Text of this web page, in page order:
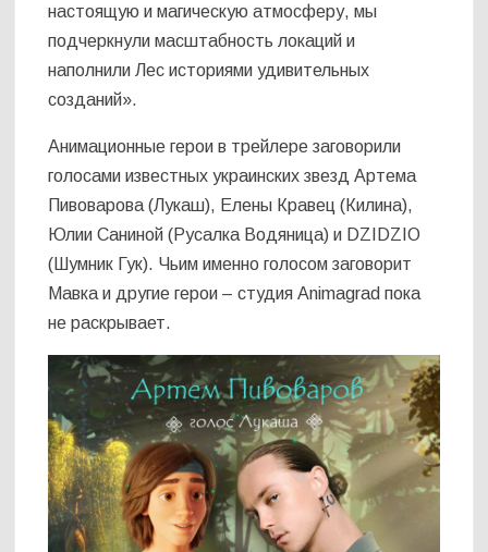
настоящую и магическую атмосферу, мы
подчеркнули масштабность локаций и
наполнили Лес историями удивительных
созданий».
Анимационные герои в трейлере заговорили
голосами известных украинских звезд Артема
Пивоварова (Лукаш), Елены Кравец (Килина),
Юлии Саниной (Русалка Водяница) и DZIDZIO
(Шумник Гук). Чьим именно голосом заговорит
Мавка и другие герои – студия Animagrad пока
не раскрывает.